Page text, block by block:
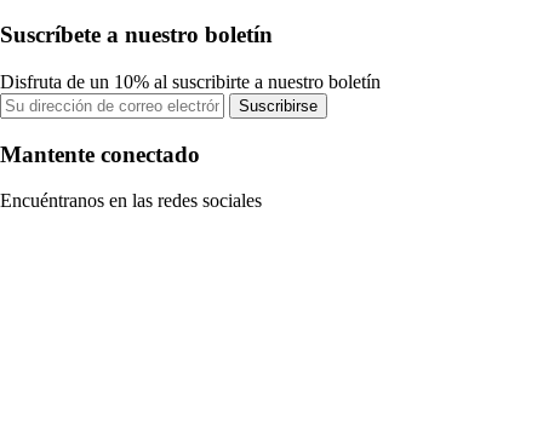
Suscríbete a nuestro boletín
Disfruta de un 10% al suscribirte a nuestro boletín
Suscribirse
Mantente conectado
Encuéntranos en las redes sociales